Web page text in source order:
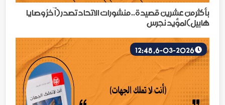
بأكثر من عشرين قصيدة.. منشورات الاتحاد تصدر (آخرُ وصايا
هابيل)لمؤيد نجرس